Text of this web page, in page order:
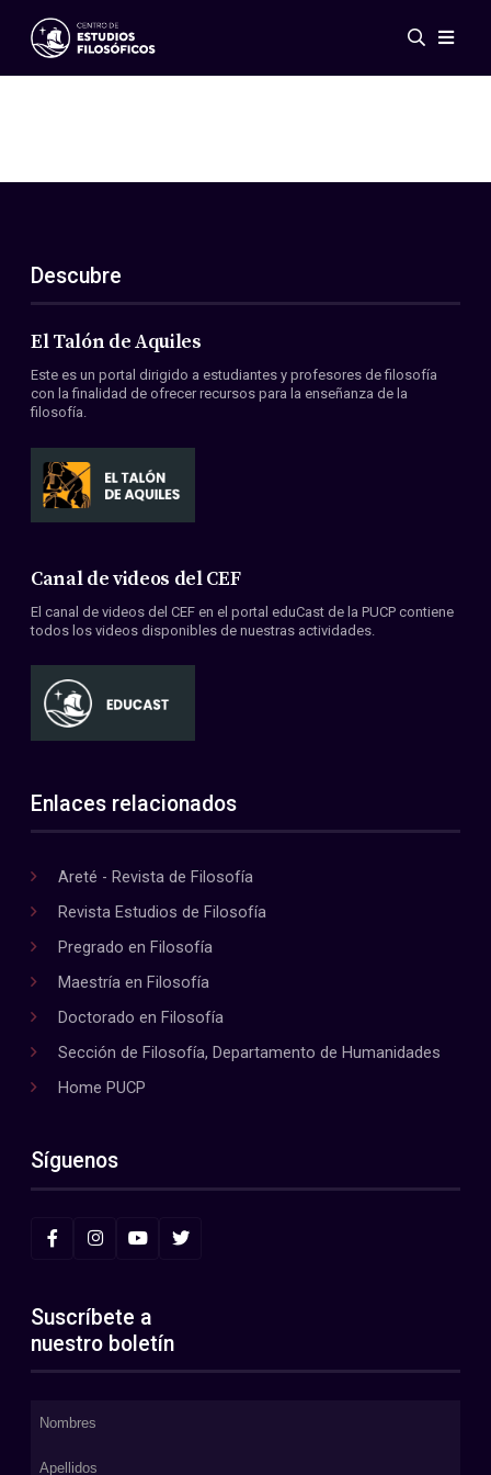
Eventos
ES
EN
Acerca de nosotros
Miembros
Convenios
Descubre
El Talón de Aquiles
Este es un portal dirigido a estudiantes y profesores de filosofía
con la finalidad de ofrecer recursos para la enseñanza de la
filosofía.
Canal de videos del CEF
El canal de videos del CEF en el portal eduCast de la PUCP contiene
todos los videos disponibles de nuestras actividades.
Enlaces relacionados
Areté - Revista de Filosofía
Revista Estudios de Filosofía
Pregrado en Filosofía
Maestría en Filosofía
Doctorado en Filosofía
Sección de Filosofía, Departamento de Humanidades
Home PUCP
Síguenos
Suscríbete a
nuestro boletín